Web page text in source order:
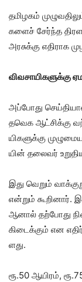
தமிழகம்
களைச் சேர்ந்த
அரசுக்கு எதி​ராக
விவசாயிகளுக்கு
அப்​போது
தவெக ஆட்​சிக்கு
யிகளுக்கு
யின் தலை​வர்
இது வெறும்
என்​றும் கூறி​னார்.
ஆனால் தற்​போது
கிடைக்​கும் என
ளது.
ரூ.50 ஆயிரம்,